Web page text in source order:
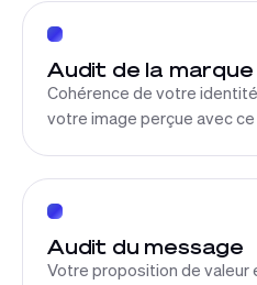
Audit de la marque
Cohérence de votre
votre image perçue avec
Audit du message
Votre proposition de valeur